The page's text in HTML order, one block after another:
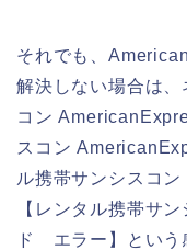
それでも、
解決しない場合は、
コン
スコン
ル携帯サンシスコ
【レンタル携帯サ
ド エラー】という